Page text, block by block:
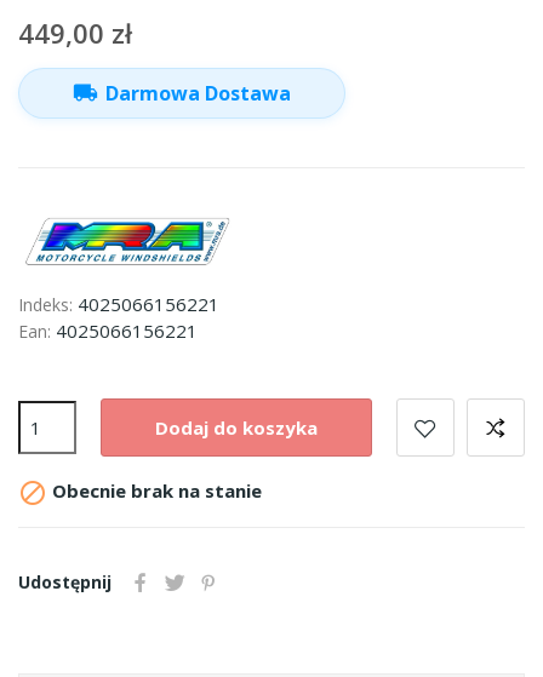
449,00 zł
local_shipping Darmowa Dostawa
Indeks: 4025066156221
Ean: 4025066156221
Dodaj do koszyka
 Obecnie brak na stanie
Udostępnij